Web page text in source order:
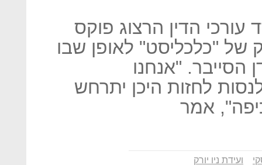
הדין הרצוג פוקס
של "כלכליסט" לאופן שבו
הסייבר. "אנחנו
לחזות היכן יתרחש
אמר
ועידת ניו יורק